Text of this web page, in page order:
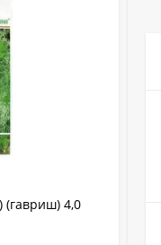
(гавриш) 4,0